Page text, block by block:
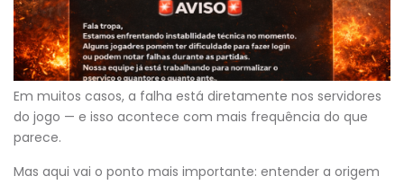
Em muitos casos, a falha está diretamente nos servidores
do jogo — e isso acontece com mais frequência do que
parece.
Mas aqui vai o ponto mais importante: entender a origem